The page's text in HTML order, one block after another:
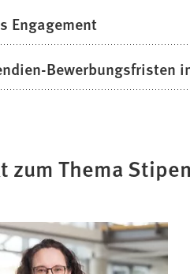
Engagement
Bewerbungsfristen
zum Thema